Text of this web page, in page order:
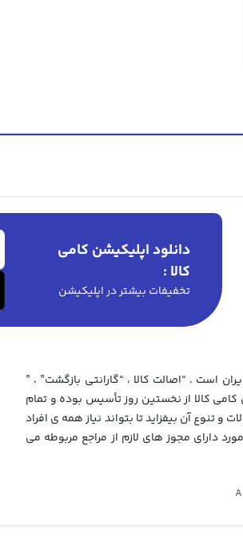
دانلود اپلیکیشن کامی
کالا :
تخفیفات بیشتر در اپلیکیشن
است . “اصالت کالا ، “گارانتی بازگشت” ، ”
کالا از نخستین روز تأسیس بوده و تمام
و تنوع آن بیفزاید تا بتواند نیاز همه ی افراد
دارای مجوز های لازم از مراجع مربوطه می